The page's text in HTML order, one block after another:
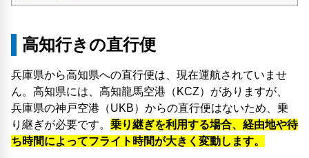
高知行きの直行便
兵庫県から高知県への直行便は、現在運航されていませ
ん。高知県には、高知龍馬空港（KCZ）がありますが、
兵庫県の神戸空港（UKB）からの直行便はないため、乗
り継ぎが必要です。 乗り継ぎを利用する場合、経由地や待
ち時間によってフライト時間が大きく変動します。